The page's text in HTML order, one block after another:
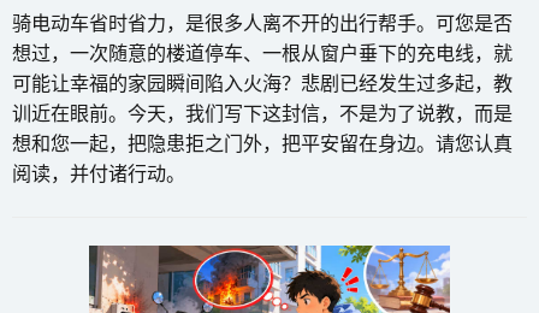
骑电动车省时省力，是很多人离不开的出行帮手。可您是否
想过，一次随意的楼道停车、一根从窗户垂下的充电线，就
可能让幸福的家园瞬间陷入火海？悲剧已经发生过多起，教
训近在眼前。今天，我们写下这封信，不是为了说教，而是
想和您一起，把隐患拒之门外，把平安留在身边。请您认真
阅读，并付诸行动。